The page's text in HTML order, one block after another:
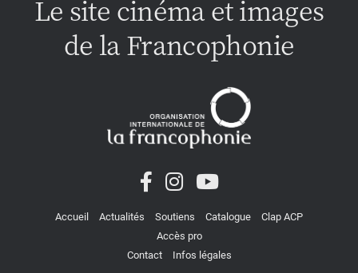
Le site cinéma et images
de la Francophonie
Accueil Actualités Soutiens Catalogue
Clap ACP
Accès pro
Contact
Infos légales